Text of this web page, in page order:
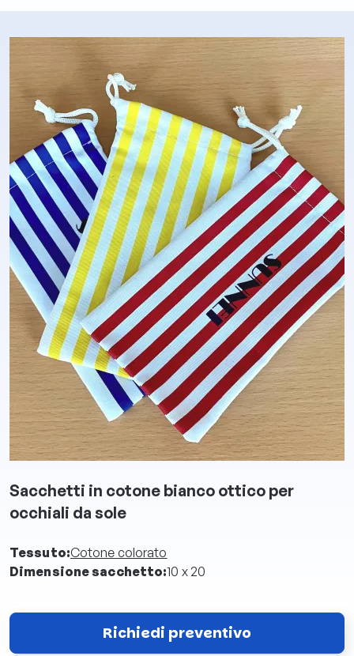
Sacchetti in cotone bianco ottico per
occhiali da sole
Tessuto:Cotone colorato
Dimensione sacchetto:10 x 20
Richiedi preventivo